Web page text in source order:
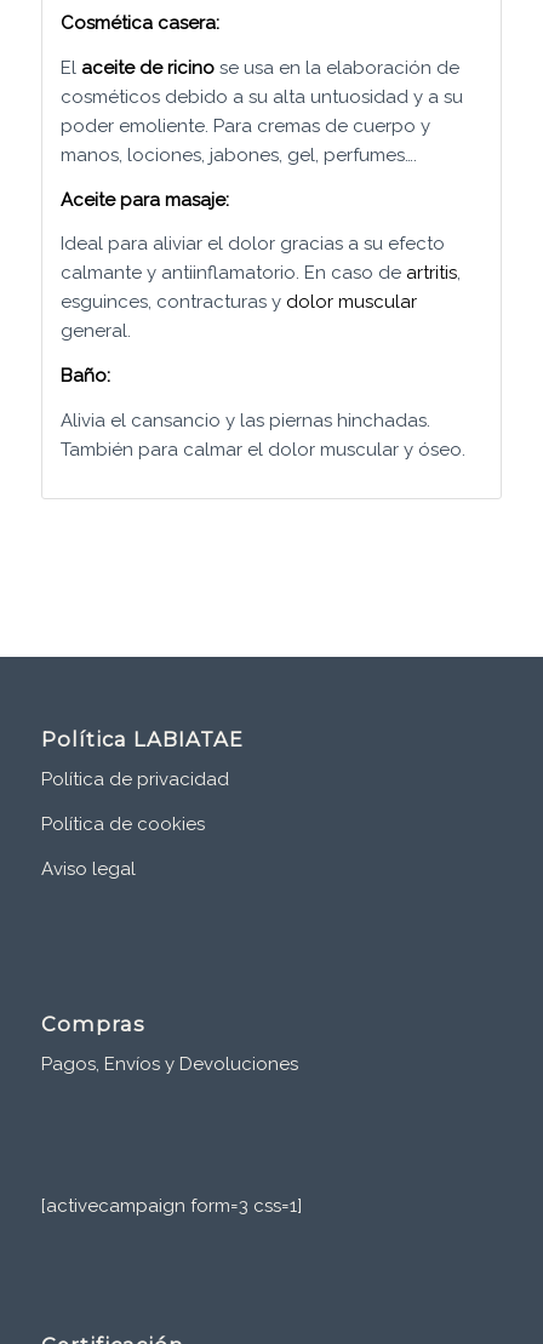
Cosmética casera:
El aceite de ricinose usa en la elaboración de
cosméticos debido a su alta untuosidad y a su
poder emoliente. Para cremas de cuerpo y
manos, lociones, jabones, gel, perfumes….
Aceite para masaje:
Ideal para aliviar el dolor gracias a su efecto
calmante y antiinflamatorio. En caso de artritis,
esguinces, contracturas y dolor muscular
general.
Baño:
Alivia el cansancio y las piernas hinchadas.
También para calmar el dolor muscular y óseo.
Política LABIATAE
Política de privacidad
Política de cookies
Aviso legal
Compras
Pagos, Envíos y Devoluciones
[activecampaign form=3 css=1]